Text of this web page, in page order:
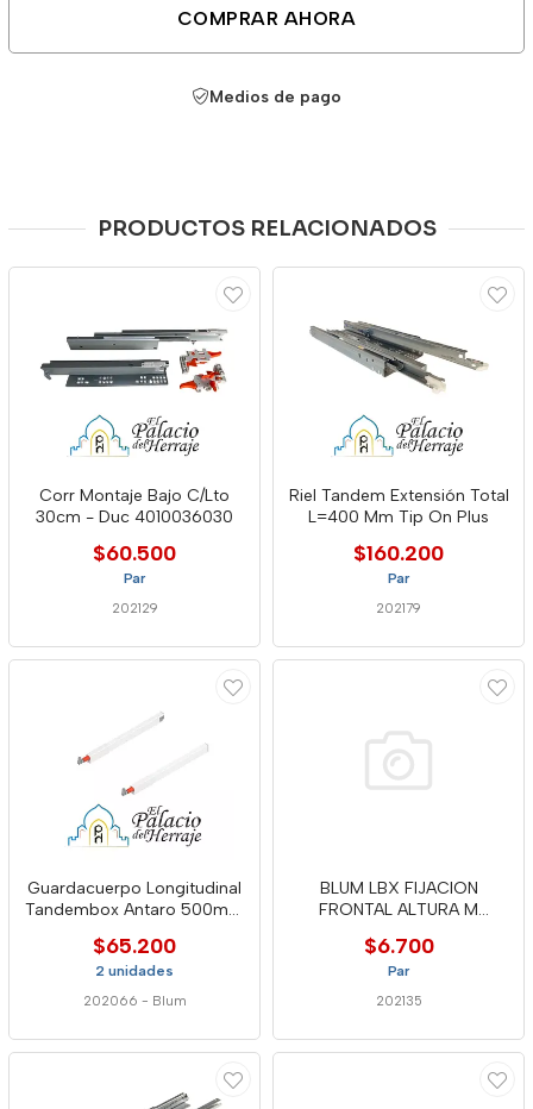
COMPRAR AHORA
Medios de pago
PRODUCTOS RELACIONADOS
Corr Montaje Bajo C/Lto
30cm - Duc 4010036030
$60.500
Par
202129
Riel Tandem Extensión Total
L=400 Mm Tip On Plus
$160.200
Par
202179
Guardacuerpo Longitudinal
Tandembox Antaro 500mm
$65.200
2 unidades
202066 - Blum
BLUM LBX FIJACION
FRONTAL ALTURA M
$6.700
Par
202135